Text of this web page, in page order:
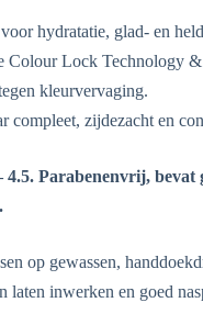
hydratatie, glad- en
Colour Lock Technology
kleurvervaging.
compleet, zijdezacht en
Parabenenvrij, bevat
op gewassen,
laten inwerken en goed